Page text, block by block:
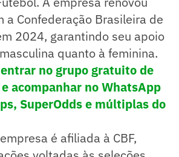
a Confederação Brasileira de
2024, garantindo seu apoio
quanto à feminina.
no grupo gratuito de
acompanhar no WhatsApp
SuperOdds e múltiplas do
é afiliada à CBF,